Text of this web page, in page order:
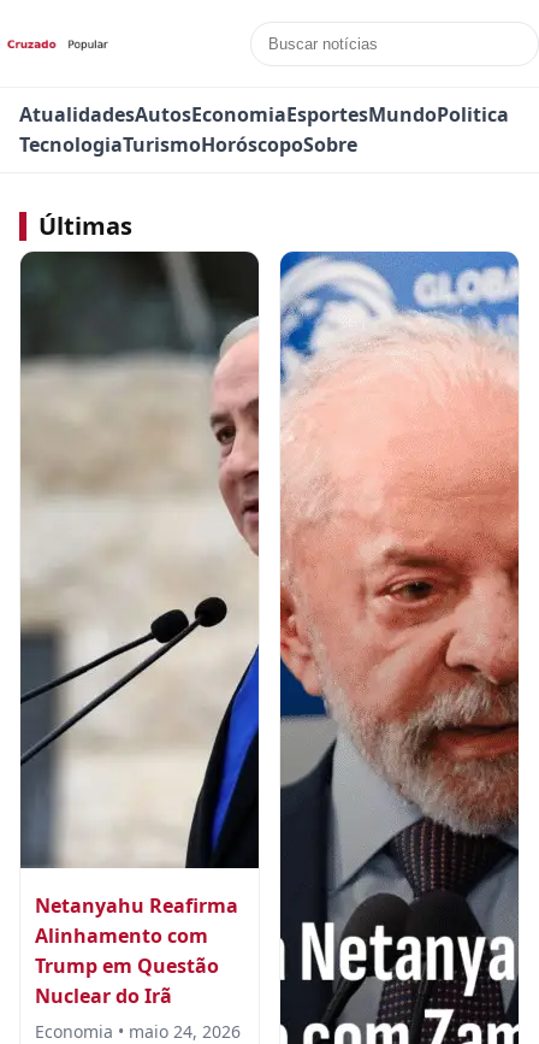
AtualidadesAutosEconomiaEsportesMundoPolitica
TecnologiaTurismoHoróscopoSobre
Últimas
Netanyahu Reafirma
Alinhamento com
Trump em Questão
Nuclear do Irã
Economia • maio 24, 2026